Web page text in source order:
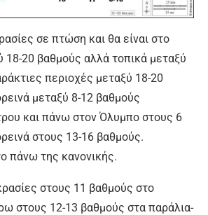
σε πτώση και θα είναι στο
18-20 βαθμούς αλλά τοπικά μεταξύ
περιοχές μεταξύ 18-20
μεταξύ 8-12 βαθμούς
και πάνω στον Όλυμπο στους 6
στους 13-16 βαθμούς.
πάνω της κανονικής.
στους 11 βαθμούς στο
στους 12-13 βαθμούς στα παράλια-